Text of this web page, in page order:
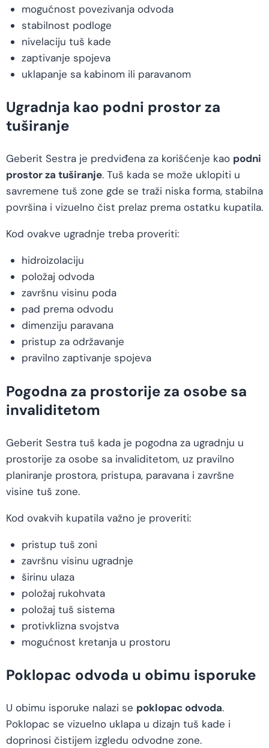
mogućnost povezivanja odvoda
stabilnost podloge
nivelaciju tuš kade
zaptivanje spojeva
uklapanje sa kabinom ili paravanom
Ugradnja kao podni prostor za
tuširanje
Geberit Sestra je predviđena za korišćenje kao podni
prostor za tuširanje. Tuš kada se može uklopiti u
savremene tuš zone gde se traži niska forma, stabilna
površina i vizuelno čist prelaz prema ostatku kupatila.
Kod ovakve ugradnje treba proveriti:
hidroizolaciju
položaj odvoda
završnu visinu poda
pad prema odvodu
dimenziju paravana
pristup za održavanje
pravilno zaptivanje spojeva
Pogodna za prostorije za osobe sa
invaliditetom
Geberit Sestra tuš kada je pogodna za ugradnju u
prostorije za osobe sa invaliditetom, uz pravilno
planiranje prostora, pristupa, paravana i završne
visine tuš zone.
Kod ovakvih kupatila važno je proveriti:
pristup tuš zoni
završnu visinu ugradnje
širinu ulaza
položaj rukohvata
položaj tuš sistema
protivklizna svojstva
mogućnost kretanja u prostoru
Poklopac odvoda u obimu isporuke
U obimu isporuke nalazi se poklopac odvoda.
Poklopac se vizuelno uklapa u dizajn tuš kade i
doprinosi čistijem izgledu odvodne zone.